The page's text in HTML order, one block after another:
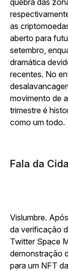
quebra das
as
aberto para
setembro,
dramática
recentes. No
movimento de
trimestre é
como um todo.
Fala da
Vislumbre.
da verificação
Twitter Space
demonstração
para um NFT